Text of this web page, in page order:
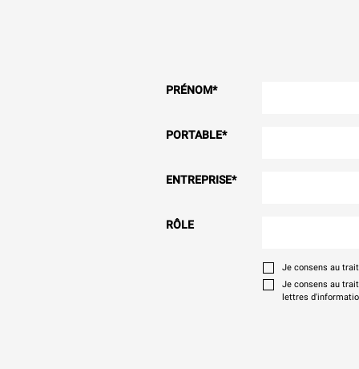
PRÉNOM*
PORTABLE*
ENTREPRISE*
RÔLE
Je consens au
Je consens au
lettres